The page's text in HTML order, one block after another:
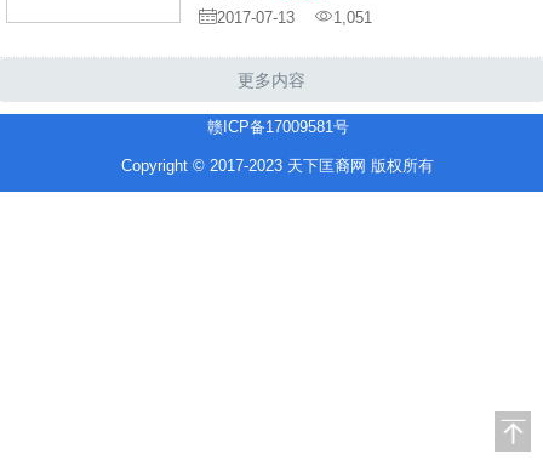
2017-07-13 1,051
更多内容
赣ICP备17009581号
Copyright © 2017-2023 天下匡裔网 版权所有